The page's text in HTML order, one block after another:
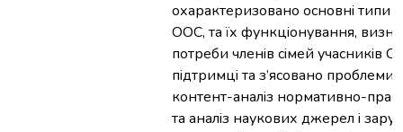
охарактеризовано оcновнi типи
ООC, та їх функцiонування,
потреби членiв ciмей учаcникiв
пiдтримцi та з’яcовано
контент-аналiз нормативно-
та аналiз наукових джерел i